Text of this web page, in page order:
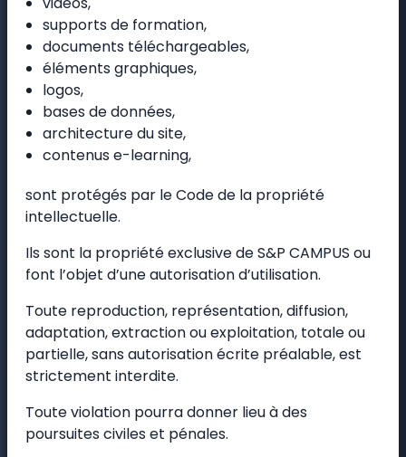
supports de formation,
documents téléchargeables,
éléments graphiques,
logos,
bases de données,
architecture du site,
contenus e-learning,
sont protégés par le Code de la propriété
intellectuelle.
Ils sont la propriété exclusive de S&P CAMPUS ou
font l’objet d’une autorisation d’utilisation.
Toute reproduction, représentation, diffusion,
adaptation, extraction ou exploitation, totale ou
partielle, sans autorisation écrite préalable, est
strictement interdite.
Toute violation pourra donner lieu à des
poursuites civiles et pénales.